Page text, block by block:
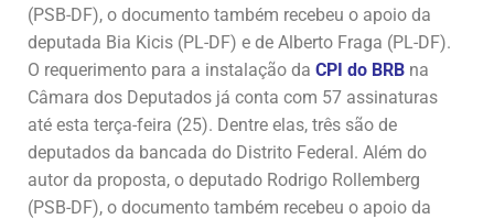
(PSB-DF), o documento também recebeu o apoio da
deputada Bia Kicis (PL-DF) e de Alberto Fraga (PL-DF).
O requerimento para a instalação da CPI do BRB na
Câmara dos Deputados já conta com 57 assinaturas
até esta terça-feira (25). Dentre elas, três são de
deputados da bancada do Distrito Federal. Além do
autor da proposta, o deputado Rodrigo Rollemberg
(PSB-DF), o documento também recebeu o apoio da